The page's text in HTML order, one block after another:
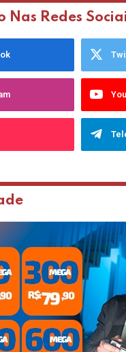
Nas Redes